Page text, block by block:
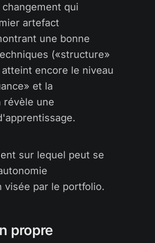
qui
artefact
une bonne
(«structure»
encore le niveau
et la
révèle une
sur lequel peut se
visée par le portfolio.
propre